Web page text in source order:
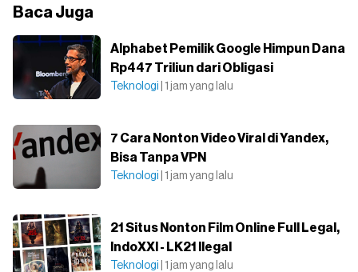
Baca Juga
Alphabet Pemilik Google Himpun Dana
Rp447 Triliun dari Obligasi
Teknologi | 1 jam yang lalu
7 Cara Nonton Video Viral di Yandex,
Bisa Tanpa VPN
Teknologi | 1 jam yang lalu
21 Situs Nonton Film Online Full Legal,
IndoXXI - LK21 Ilegal
Teknologi | 1 jam yang lalu